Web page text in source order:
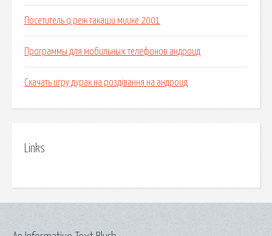
Посетитель q реж такаши миике 2001
Программы для мобильных телефонов андроид
Скачать игру дурак на роздівання на андроид
Links